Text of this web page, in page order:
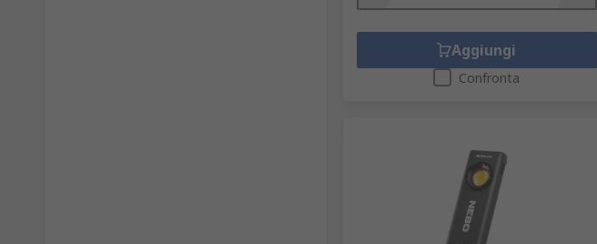
Aggiungi
Confronta